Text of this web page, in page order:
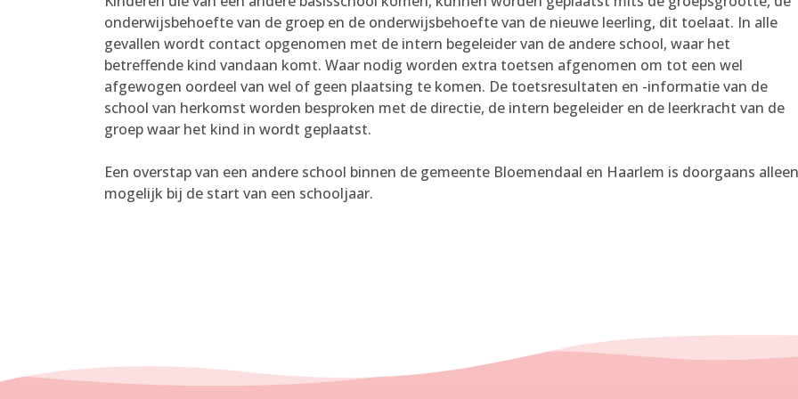
onderwijsbehoefte van de groep en de onderwijsbehoefte van de nieuwe leerling, dit toelaat. In alle
gevallen wordt contact opgenomen met de intern begeleider van de andere school, waar het
betreffende kind vandaan komt. Waar nodig worden extra toetsen afgenomen om tot een wel
afgewogen oordeel van wel of geen plaatsing te komen. De toetsresultaten en -informatie van de
school van herkomst worden besproken met de directie, de intern begeleider en de leerkracht van de
groep waar het kind in wordt geplaatst.
Een overstap van een andere school binnen de gemeente Bloemendaal en Haarlem is doorgaans alleen
mogelijk bij de start van een schooljaar.